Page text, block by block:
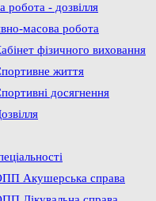
робота - дозвілля
масова робота
фізичного виховання
життя
досягнення
Акушерська справа